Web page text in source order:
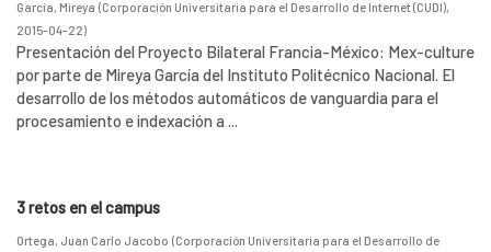
García, Mireya (Corporación Universitaria para el Desarrollo de Internet (CUDI),
2015-04-22)
Presentación del Proyecto Bilateral Francia-México: Mex-culture
por parte de Mireya García del Instituto Politécnico Nacional. El
desarrollo de los métodos automáticos de vanguardia para el
procesamiento e indexación a ...
3 retos en el campus
Ortega, Juan Carlo Jacobo (Corporación Universitaria para el Desarrollo de